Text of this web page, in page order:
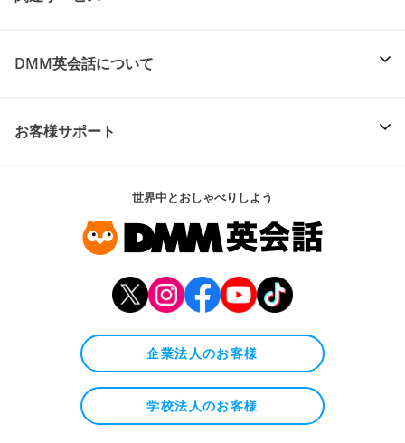
DMM英会話について
お客様サポート
世界中とおしゃべりしよう
企業法人のお客様
学校法人のお客様